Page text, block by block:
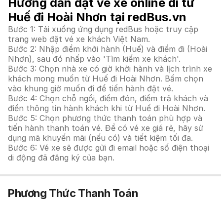
Huế đi Hoài Nhơn tại redBus.vn
Bước 1: Tải xuống ứng dụng redBus hoặc truy cập
trang web đặt vé xe khách Việt Nam.
Bước 2: Nhập điểm khởi hành (Huế) và điểm đi (Hoài
Nhơn), sau đó nhấp vào 'Tìm kiếm xe khách'.
Bước 3: Chọn nhà xe có giờ khởi hành và lịch trình xe
khách mong muốn từ Huế đi Hoài Nhơn. Bấm chọn
vào khung giờ muốn đi để tiến hành đặt vé.
Bước 4: Chọn chỗ ngồi, điểm đón, điểm trả khách và
điền thông tin hành khách khi từ Huế đi Hoài Nhơn.
Bước 5: Chọn phương thức thanh toán phù hợp và
tiến hành thanh toán vé. Để có vé xe giá rẻ, hãy sử
dụng mã khuyến mãi (nếu có) và tiết kiệm tối đa.
Bước 6: Vé xe sẽ được gửi đi email hoặc số điện thoại
di động đã đăng ký của bạn.
Phương Thức Thanh Toán